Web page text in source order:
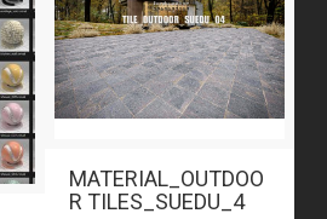
MATERIAL_OUTDOO
R TILES_SUEDU_4